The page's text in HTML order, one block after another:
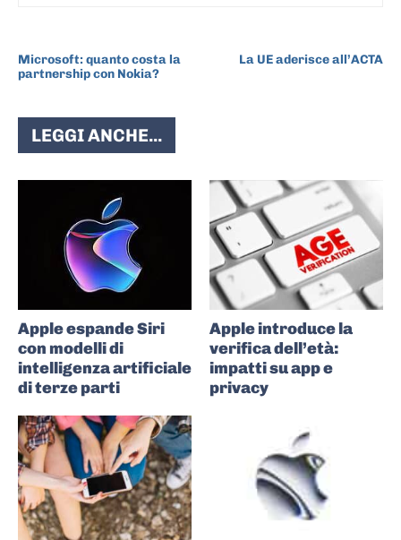
Microsoft: quanto costa la
partnership con Nokia?
La UE aderisce all’ACTA
LEGGI ANCHE...
Apple espande Siri
con modelli di
intelligenza artificiale
di terze parti
Apple introduce la
verifica dell’età:
impatti su app e
privacy